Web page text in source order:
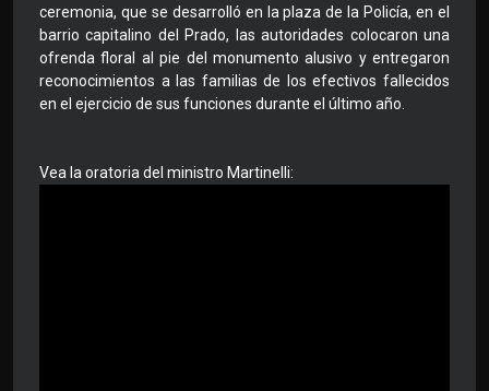
ceremonia, que se desarrolló en la plaza de la Policía, en el
barrio capitalino del Prado, las autoridades colocaron una
ofrenda floral al pie del monumento alusivo y entregaron
reconocimientos a las familias de los efectivos fallecidos
en el ejercicio de sus funciones durante el último año.
Vea la oratoria del ministro Martinelli: